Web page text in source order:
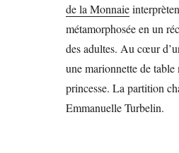
de la Monnaie
métamorphosée en un
des adultes. Au cœur
une marionnette de table
princesse. La partition
Emmanuelle Turbelin.